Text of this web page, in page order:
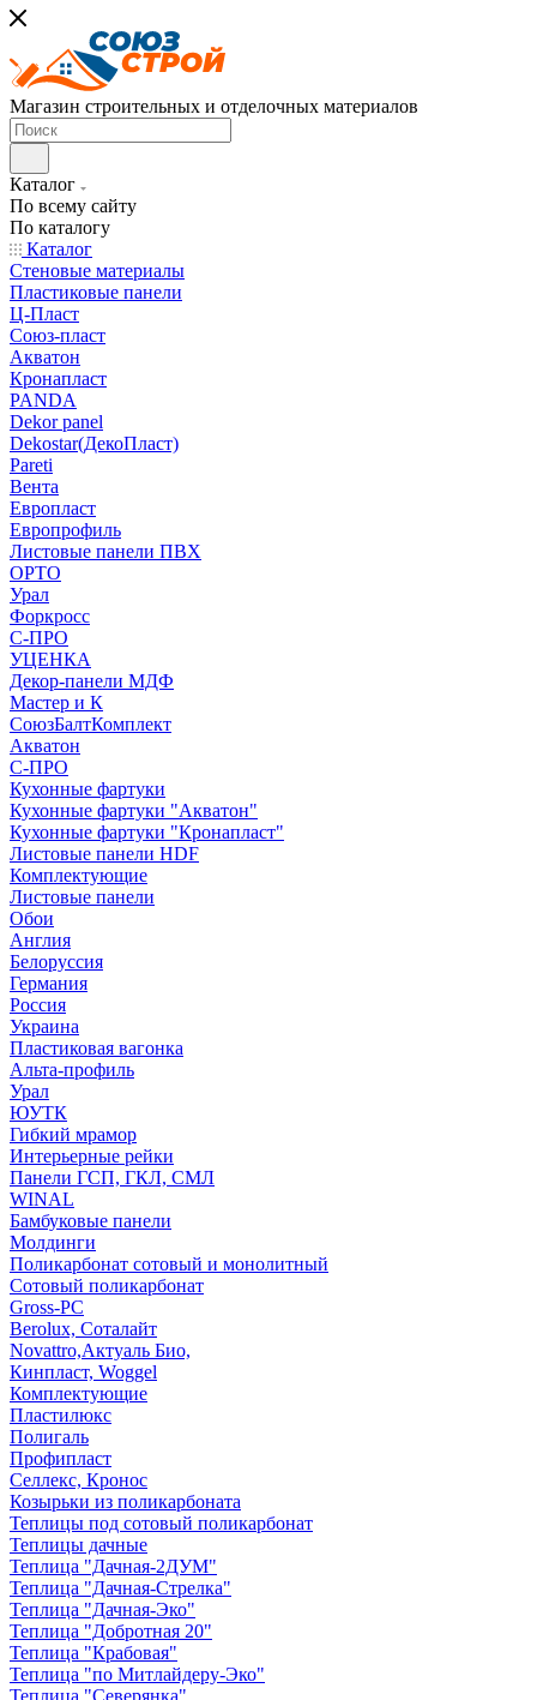
Магазин строительных и отделочных материалов
Каталог
По всему сайту
По каталогу
Каталог
Стеновые материалы
Пластиковые панели
Ц-Пласт
Союз-пласт
Акватон
Кронапласт
PANDA
Dekor panel
Dekostar(ДекоПласт)
Pareti
Вента
Европласт
Европрофиль
Листовые панели ПВХ
ОРТО
Урал
Форкросс
С-ПРО
УЦЕНКА
Декор-панели МДФ
Мастер и К
СоюзБалтКомплект
Акватон
С-ПРО
Кухонные фартуки
Кухонные фартуки "Акватон"
Кухонные фартуки "Кронапласт"
Листовые панели HDF
Комплектующие
Листовые панели
Обои
Англия
Белоруссия
Германия
Россия
Украина
Пластиковая вагонка
Альта-профиль
Урал
ЮУТК
Гибкий мрамор
Интерьерные рейки
Панели ГСП, ГКЛ, СМЛ
WINAL
Бамбуковые панели
Молдинги
Поликарбонат сотовый и монолитный
Сотовый поликарбонат
Gross-PC
Berolux, Соталайт
Novattro,Актуаль Био,
Кинпласт, Woggel
Комплектующие
Пластилюкс
Полигаль
Профипласт
Селлекс, Кронос
Козырьки из поликарбоната
Теплицы под сотовый поликарбонат
Теплицы дачные
Теплица "Дачная-2ДУМ"
Теплица "Дачная-Стрелка"
Теплица "Дачная-Эко"
Теплица "Добротная 20"
Теплица "Крабовая"
Теплица "по Митлайдеру-Эко"
Теплица "Северянка"